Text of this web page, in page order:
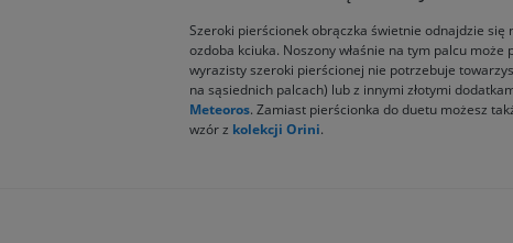
Szeroki pierścionek obrączka świetnie odnajdzie
ozdoba kciuka. Noszony właśnie na tym palcu
wyrazisty szeroki pierścionej nie potrzebuje
na sąsiednich palcach) lub z innymi złotymi
Meteoros. Zamiast pierścionka do duetu możesz
wzór z kolekcji Orini.